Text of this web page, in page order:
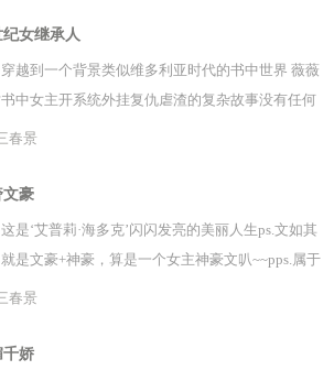
...... “如果可以的话，给我一点点天赋好吗？一点点
以了，哪怕是给予那些‘天才’之后剩下的一点点渣
PS.女主**最终也没有等到上天给予的天赋，但她
里的男主角一样，可以不断回档某一天。 一个角
纪女继承人
穿越到一个背景类似维多利亚时代的书中世界 薇薇
中女主开系统外挂复仇虐渣的复杂故事没有任何
她只想过好自己的生活…… 然而—— 她可能过不
明！ 为什么、为什么…… 为什么会有水银做面
氨水做爽肤水，砷片是美白丸，砷水是沐浴液，铅
粉底，颠茄汁代替美瞳，肥皂洗头……这些事啊
！ 没办法了，就让我来改变这个时代的日化用品
春景
文豪
这是‘艾普莉·海多克’闪闪发亮的美丽人生ps.文如其
是文豪+神豪，算是一个女主神豪文叭~~pps.属于
幻想类轻小说
春景
千娇